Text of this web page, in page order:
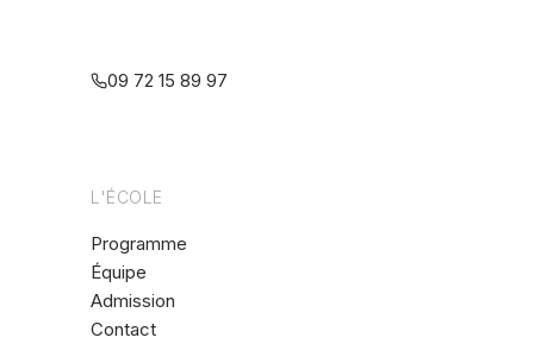
09 72 15 89 97
L'ÉCOLE
Programme
Équipe
Admission
Contact